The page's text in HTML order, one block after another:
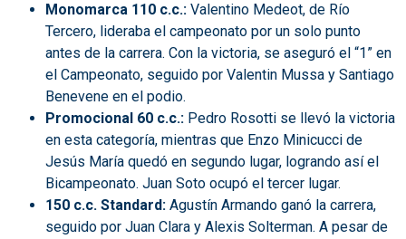
Monomarca 110 c.c.: Valentino Medeot, de Río
Tercero, lideraba el campeonato por un solo punto
antes de la carrera. Con la victoria, se aseguró el “1” en
el Campeonato, seguido por Valentin Mussa y Santiago
Benevene en el podio.
Promocional 60 c.c.: Pedro Rosotti se llevó la victoria
en esta categoría, mientras que Enzo Minicucci de
Jesús María quedó en segundo lugar, logrando así el
Bicampeonato. Juan Soto ocupó el tercer lugar.
150 c.c. Standard: Agustín Armando ganó la carrera,
seguido por Juan Clara y Alexis Solterman. A pesar de